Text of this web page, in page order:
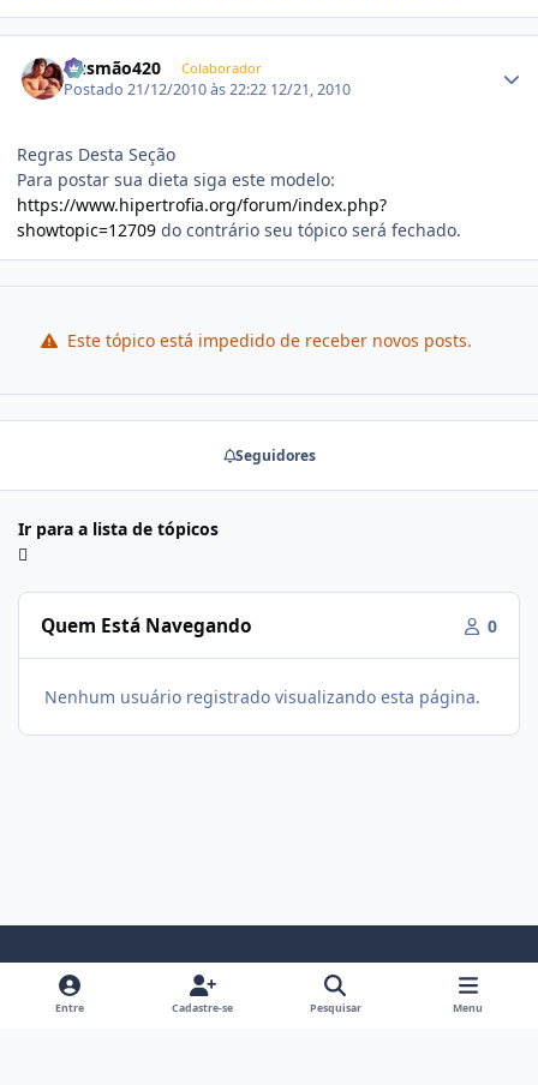
Gusmão420 Colaborador
Postado21/12/2010 às 22:22 12/21, 2010
Regras Desta Seção
Para postar sua dieta siga este modelo:
https://www.hipertrofia.org/forum/index.php?
showtopic=12709 do contrário seu tópico será fechado.
Este tópico está impedido de receber novos posts.
Seguidores
Ir para a lista de tópicos
Quem Está Navegando 0
Nenhum usuário registrado visualizando esta página.
Modo ClaroModo EscuroPreferência do Sistema
i
Entre Cadastre-se Pesquisar Menu